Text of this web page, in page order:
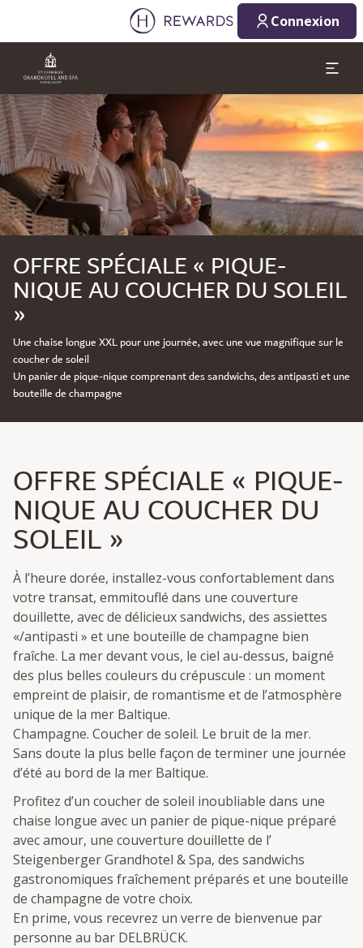
Connexion
Diapositive 1 de 1
OFFRE SPÉCIALE « PIQUE-
NIQUE AU COUCHER DU SOLEIL
»
Une chaise longue XXL pour une journée, avec une vue magnifique sur le
coucher de soleil
Un panier de pique-nique comprenant des sandwichs, des antipasti et une
bouteille de champagne
OFFRE SPÉCIALE « PIQUE-
NIQUE AU COUCHER DU
SOLEIL »
À l’heure dorée, installez-vous confortablement dans
votre transat, emmitouflé dans une couverture
douillette, avec de délicieux sandwichs, des assiettes
«/antipasti » et une bouteille de champagne bien
fraîche. La mer devant vous, le ciel au-dessus, baigné
des plus belles couleurs du crépuscule : un moment
empreint de plaisir, de romantisme et de l’atmosphère
unique de la mer Baltique.
Champagne. Coucher de soleil. Le bruit de la mer.
Sans doute la plus belle façon de terminer une journée
d’été au bord de la mer Baltique.
Profitez d’un coucher de soleil inoubliable dans une
chaise longue avec un panier de pique-nique préparé
avec amour, une couverture douillette de l’
Steigenberger Grandhotel & Spa, des sandwichs
gastronomiques fraîchement préparés et une bouteille
de champagne de votre choix.
En prime, vous recevrez un verre de bienvenue par
personne au bar DELBRÜCK.